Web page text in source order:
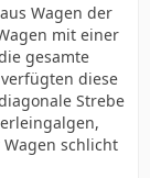
Wagen der
mit einer
gesamte
diese
Strebe
schlicht